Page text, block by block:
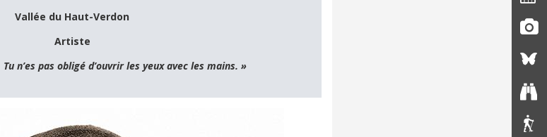
Vallée du Haut-Verdon
Artiste
n’es pas obligé d’ouvrir les yeux avec les mains. »